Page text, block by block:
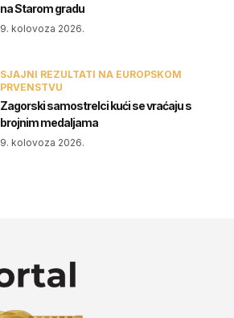
na Starom gradu
9. kolovoza 2026.
SJAJNI REZULTATI NA EUROPSKOM
PRVENSTVU
Zagorski samostrelci kući se vraćaju s
brojnim medaljama
9. kolovoza 2026.